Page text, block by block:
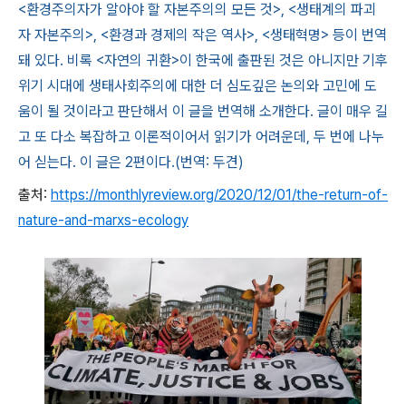
<환경주의자가 알아야 할 자본주의의 모든 것>, <생태계의 파괴
자 자본주의>, <환경과 경제의 작은 역사>, <생태혁명> 등이 번역
돼 있다. 비록 <자연의 귀환>이 한국에 출판된 것은 아니지만 기후
위기 시대에 생태사회주의에 대한 더 심도깊은 논의와 고민에 도
움이 될 것이라고 판단해서 이 글을 번역해 소개한다. 글이 매우 길
고 또 다소 복잡하고 이론적이어서 읽기가 어려운데, 두 번에 나누
어 싣는다. 이 글은 2편이다.(번역: 두견)
출처: https://monthlyreview.org/2020/12/01/the-return-of-
nature-and-marxs-ecology